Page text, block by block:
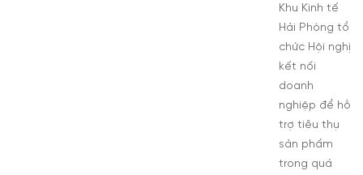
Khu Kinh tế
Hải Phòng tổ
chức Hội nghị
kết nối
doanh
nghiệp để hỗ
trợ tiêu thụ
sản phẩm
trong quá